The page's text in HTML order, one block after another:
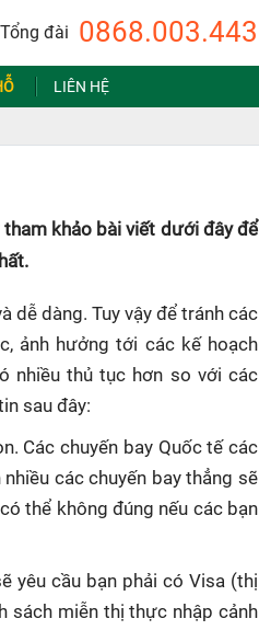
Tổng đài 0868.003.443
LIÊN HỆ
tham khảo bài viết dưới đây để
dễ dàng. Tuy vậy để tránh các
ảnh hưởng tới các kế hoạch
nhiều thủ tục hơn so với các
sau đây:
Các chuyến bay Quốc tế các
các chuyến bay thẳng sẽ
thể không đúng nếu các bạn
yêu cầu bạn phải có Visa (thị
sách miễn thị thực nhập cảnh